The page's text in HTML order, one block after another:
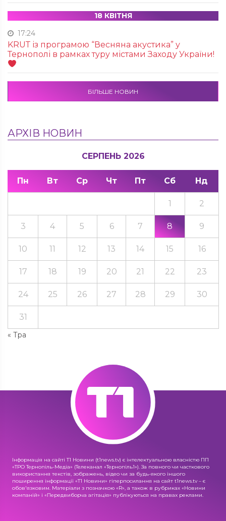
18 КВІТНЯ
17:24
KRUТ із програмою “Весняна акустика” у
Тернополі в рамках туру містами Заходу України!
БІЛЬШЕ НОВИН
АРХІВ НОВИН
СЕРПЕНЬ 2026
Пн Вт Ср Чт Пт Сб Нд
« Тра
1 2
3 4 5 6 7 8 9
10 11 12 13 14 15 16
17 18 19 20 21 22 23
24 25 26 27 28 29 30
31
Інформація на сайті Т1 Новини (t1news.tv) є інтелектуальною власністю ПП
«ТРО Тернопіль-Медіа» (Телеканал «Тернопіль1»). За повного чи часткового
використання текстів, зображень, відео чи за будь-якого іншого
поширення інформації «Т1 Новини» гіперпосилання на сайт t1news.tv – є
обов'язковим. Матеріали з позначкою «R», а також в рубриках «Новини
компаній» і «Передвиборча агітація» публікуються на правах реклами.